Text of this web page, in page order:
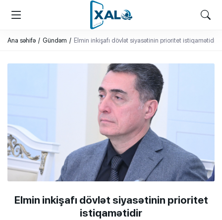
XALQ.ONLINE
ONLAYN PLATFORMA
Ana səhifə Gündəm Elmin inkişafı dövlət siyasətinin prioritet istiqamətidir
Elmin inkişafı dövlət siyasətinin prioritet
istiqamətidir